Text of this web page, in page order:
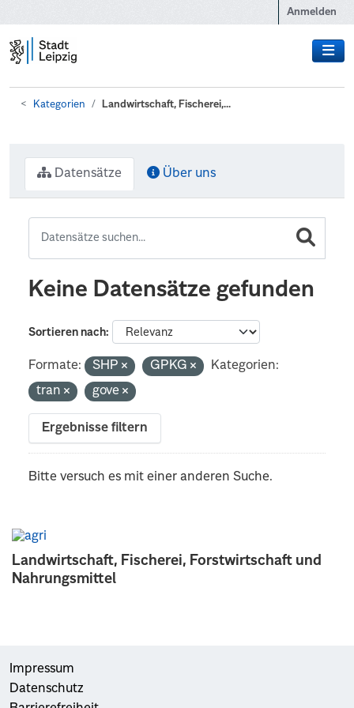
Anmelden
Kategorien Landwirtschaft, Fischerei,...
Landwirtschaft, Fischerei, Forstwirtschaft und
Nahrungsmittel
Datensätze Über uns
Keine Datensätze gefunden
Sortieren nach
Formate: SHP GPKG
Kategorien:
tran
gove
Ergebnisse filtern
Bitte versuch es mit einer anderen Suche.
Impressum
Datenschutz